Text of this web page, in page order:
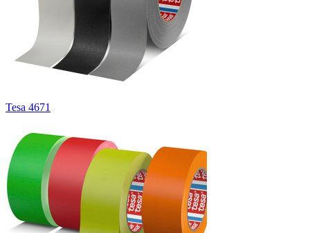
Tesa 4671